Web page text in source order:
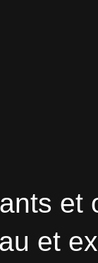
et
et